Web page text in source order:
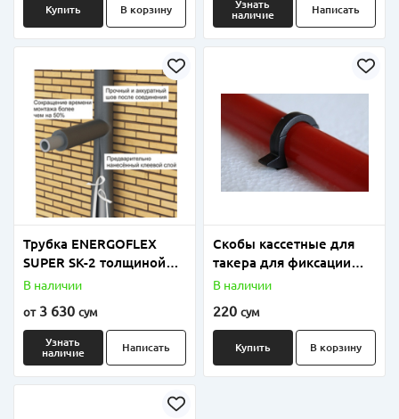
Купить В корзину
Узнать
наличие
Написать
Трубка ENERGOFLEX
SUPER SK-2 толщиной
9мм размеры от 18мм
В наличии
от3 630 сум
Узнать
наличие
Написать
Скобы кассетные для
такера для фиксации
труб напольного
В наличии
220 сум
Купить В корзину